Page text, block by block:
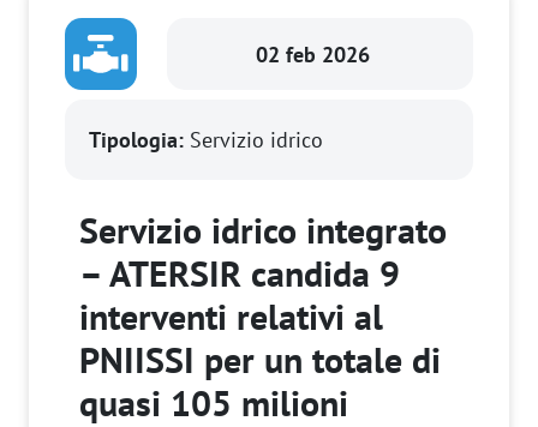
02 feb 2026
Tipologia: Servizio idrico
Servizio idrico integrato
– ATERSIR candida 9
interventi relativi al
PNIISSI per un totale di
quasi 105 milioni